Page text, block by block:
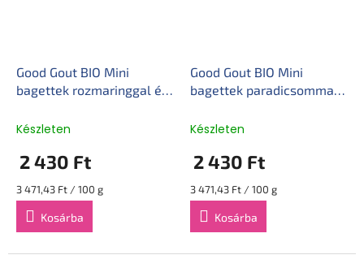
Good Gout BIO Mini
bagettek rozmaringgal és
Készleten
2 430 Ft
Egységár:
3 471,43 Ft / 100 g
Kosárba
Good Gout BIO Mini
bagettek paradicsommal
Készleten
2 430 Ft
Egységár:
3 471,43 Ft / 100 g
Kosárba